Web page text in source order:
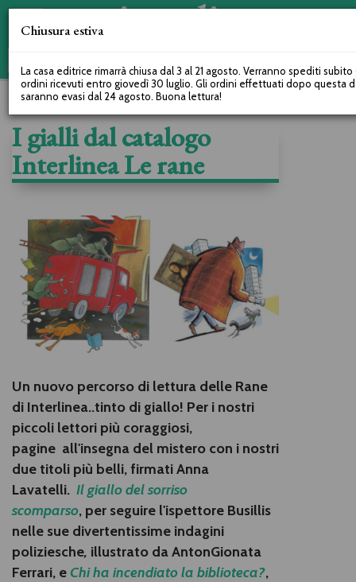
I gialli dal catalogo
Interlinea Le rane
Un nuovo percorso di lettura delle Rane
di Interlinea..tinto di giallo! Per i nostri
piccoli lettori più coraggiosi,
pagine all'insegna del mistero con i nostri
due titoli più belli, firmati Anna
Lavatelli. Il giallo del sorriso
scomparso, per seguire l'ispettore Busillis
nelle sue divertentissime indagini
poliziesche, illustrato daAntonGionata
Ferrari, eChi ha incendiato la biblioteca?,
Chiusura estiva
La casa editrice rimarrà chiusa dal 3 al 21 agosto. Verranno spediti subito
ordini ricevuti entro giovedì 30 luglio. Gli ordini effettuati dopo questa
saranno evasi dal 24 agosto. Buona lettura!